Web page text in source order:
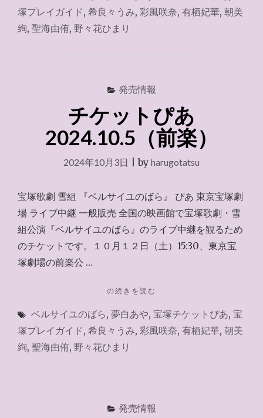
ト
あ
塚プレイガイド, 希良々うみ, 彩風咲奈, 有栖妃華, 朝美
絢, 聖海由侑, 野々花ひまり
発売情報
チケットぴあ
2024.10.5（前楽）
2024年10月3日 |by harugotatsu
宝塚歌劇 雪組 『ベルサイユのばら』 ぴあ 東京宝塚劇
場 ライブ中継 一般販売 全国の映画館で宝塚歌劇・雪
組公演『ベルサイユのばら』のライブ中継を観るため
のチケットです。１０月１２日（土）15:30、東京宝
塚劇場の前楽公 …
"チ
ッ
ト
あ
の続きを読む
ベルサイユのばら, 夢白あや, 宝塚チケットぴあ, 宝
塚プレイガイド, 希良々うみ, 彩風咲奈, 有栖妃華, 朝美
絢, 聖海由侑, 野々花ひまり
発売情報